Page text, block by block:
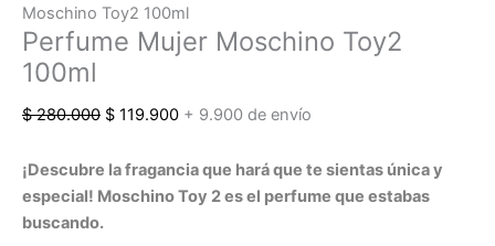
Moschino Toy2 100ml
Perfume Mujer Moschino Toy2
100ml
$280.000 $ 119.900 + 9.900 de envío
¡Descubre la fragancia que hará que te sientas única y
especial! Moschino Toy 2 es el perfume que estabas
buscando.